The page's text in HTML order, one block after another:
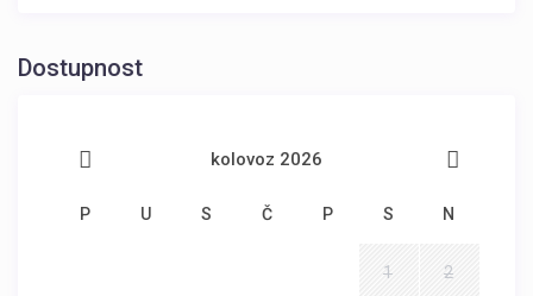
Dostupnost
kolovoz 2026
P U S Č P S N
1 2